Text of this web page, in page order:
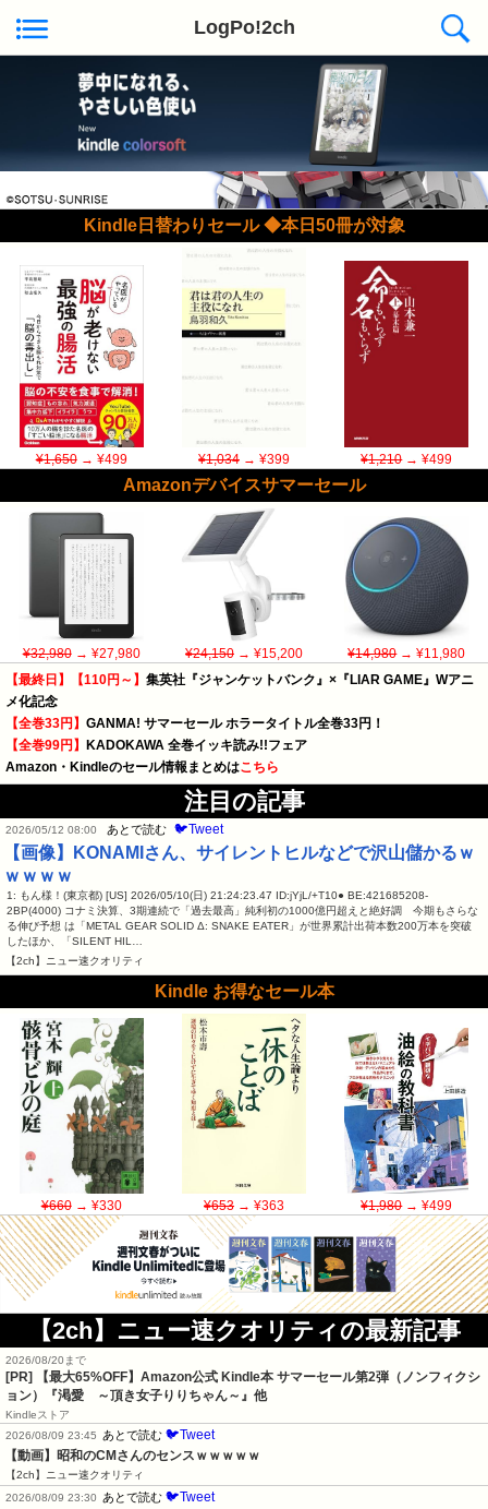
LogPo!2ch
Kindle日替わりセール ◆本日50冊が対象
¥1,650→ ¥499 ¥1,034→ ¥399 ¥1,210→ ¥499
Amazonデバイスサマーセール
¥32,980→ ¥27,980 ¥24,150→ ¥15,200 ¥14,980→ ¥11,980
【最終日】【110円～】 集英社『ジャンケットバンク』×『LIAR GAME』Wアニ
メ化記念
【全巻33円】 GANMA! サマーセール ホラータイトル全巻33円！
【全巻99円】
KADOKAWA 全巻イッキ読み!!フェア
Amazon・Kindleのセール情報まとめはこちら
注目の記事
2026/05/12 08:00 あとで読む 🐦Tweet
【画像】KONAMIさん、サイレントヒルなどで沢山儲かるｗ
ｗｗｗｗ
1: もん様！(東京都) [US] 2026/05/10(日) 21:24:23.47 ID:jYjL/+T10● BE:421685208-
2BP(4000) コナミ決算、3期連続で「過去最高」純利初の1000億円超えと絶好調 今期もさらな
る伸び予想 は「METAL GEAR SOLID Δ: SNAKE EATER」が世界累計出荷本数200万本を突破
したほか、「SILENT HIL…
【2ch】ニュー速クオリティ
Kindle お得なセール本
¥660→ ¥330 ¥653→ ¥363 ¥1,980→ ¥499
【2ch】ニュー速クオリティの最新記事
2026/08/20まで
[PR]
【最大65%OFF】Amazon公式 Kindle本 サマーセール第2弾（ノンフィクシ
ョン）『渇愛 ～頂き女子りりちゃん～』他
Kindleストア
2026/08/09 23:45
あとで読む 🐦Tweet
【動画】昭和のCMさんのセンスｗｗｗｗｗ
【2ch】ニュー速クオリティ
2026/08/09 23:30
あとで読む 🐦Tweet